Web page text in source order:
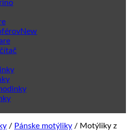
/ Pánske motýliky / Motýliky z